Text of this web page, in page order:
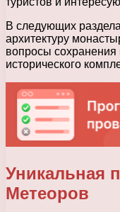
В следующих
архитектуру
вопросы сохранения
исторического
Уникальная
Метеоров